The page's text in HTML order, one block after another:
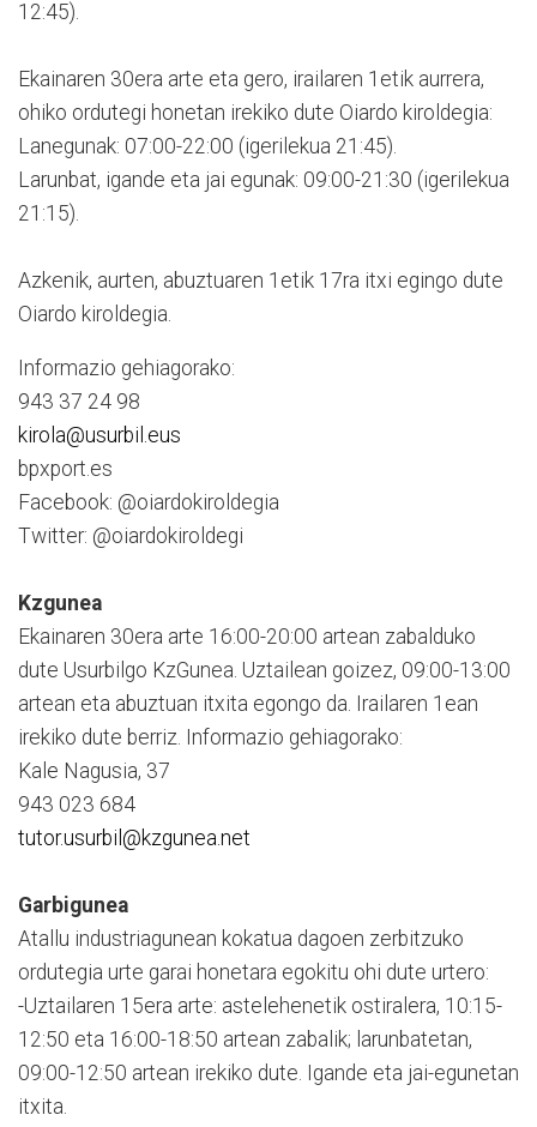
12:45).
Ekainaren 30era arte eta gero, irailaren 1etik aurrera,
ohiko ordutegi honetan irekiko dute Oiardo kiroldegia:
Lanegunak: 07:00-22:00 (igerilekua 21:45).
Larunbat, igande eta jai egunak: 09:00-21:30 (igerilekua
21:15).
Azkenik, aurten, abuztuaren 1etik 17ra itxi egingo dute
Oiardo kiroldegia.
Informazio gehiagorako:
943 37 24 98
kirola@usurbil.eus
bpxport.es
Facebook: @oiardokiroldegia
Twitter: @oiardokiroldegi
Kzgunea
Ekainaren 30era arte 16:00-20:00 artean zabalduko
dute Usurbilgo KzGunea. Uztailean goizez, 09:00-13:00
artean eta abuztuan itxita egongo da. Irailaren 1ean
irekiko dute berriz. Informazio gehiagorako:
Kale Nagusia, 37
943 023 684
tutor.usurbil@kzgunea.net
Garbigunea
Atallu industriagunean kokatua dagoen zerbitzuko
ordutegia urte garai honetara egokitu ohi dute urtero:
-Uztailaren 15era arte: astelehenetik ostiralera, 10:15-
12:50 eta 16:00-18:50 artean zabalik; larunbatetan,
09:00-12:50 artean irekiko dute. Igande eta jai-egunetan
itxita.